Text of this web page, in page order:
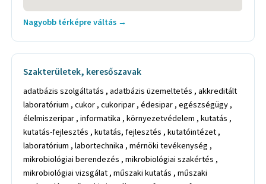
Nagyobb térképre váltás →
Szakterületek, keresőszavak
adatbázis szolgáltatás , adatbázis üzemeltetés , akkreditált
laboratórium , cukor , cukoripar , édesipar , egészségügy ,
élelmiszeripar , informatika , környezetvédelem , kutatás ,
kutatás-fejlesztés , kutatás, fejlesztés , kutatóintézet ,
laboratórium , labortechnika , mérnöki tevékenység ,
mikrobiológiai berendezés , mikrobiológiai szakértés ,
mikrobiológiai vizsgálat , műszaki kutatás , műszaki